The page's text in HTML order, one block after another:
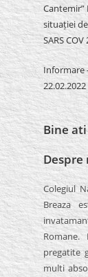
Cantemir”
situației
SARS COV
Informare
22.02.2022
Bine
Despre
Colegiul
Breaza
pregatite
multi